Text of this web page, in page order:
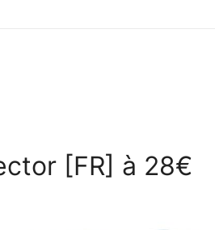
[FR] à 28€